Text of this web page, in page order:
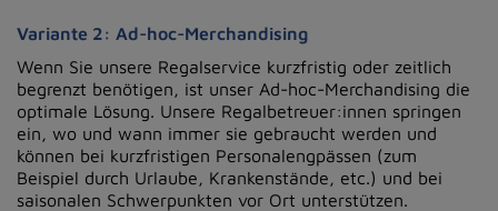
Variante 2: Ad-hoc-Merchandising
Wenn Sie unsere Regalservice kurzfristig oder zeitlich
begrenzt benötigen, ist unser Ad-hoc-Merchandising die
optimale Lösung. Unsere Regalbetreuer:innen springen
ein, wo und wann immer sie gebraucht werden und
können bei kurzfristigen Personalengpässen (zum
Beispiel durch Urlaube, Krankenstände, etc.) und bei
saisonalen Schwerpunkten vor Ort unterstützen.